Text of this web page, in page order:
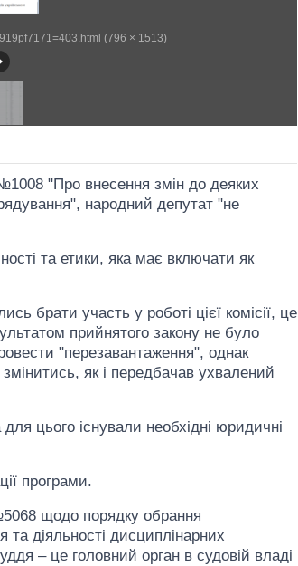
(796 × 1513)
"Про внесення змін до деяких
народний депутат "не
та етики, яка має включати як
брати участь у роботі цієї комісії, це
прийнятого закону не було
"перезавантаження", однак
як і передбачав ухвалений
цього існували необхідні юридичні
програми.
щодо порядку обрання
діяльності дисциплінарних
– це головний орган в судовій владі